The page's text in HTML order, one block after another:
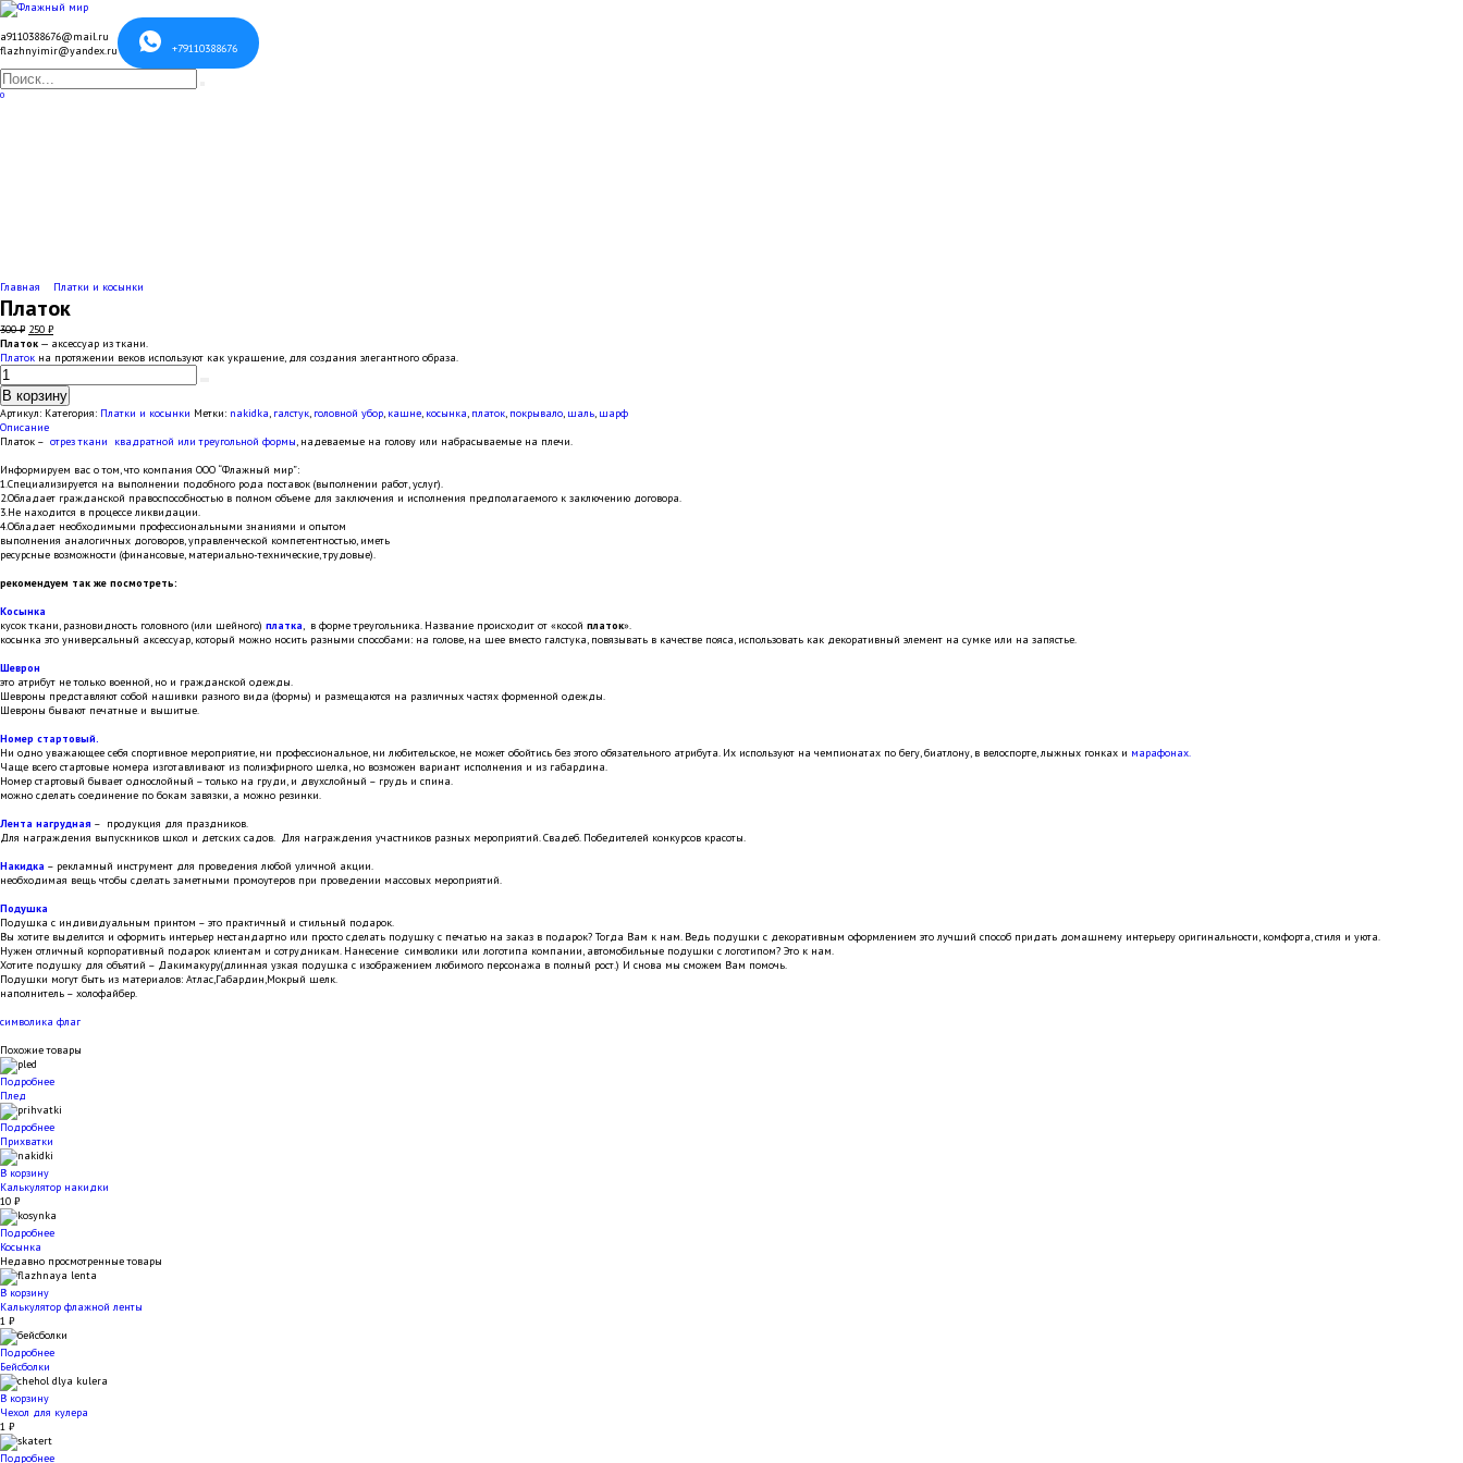
Перейти
к
содержанию
a9110388676@mail.ru
flazhnyimir@yandex.ru
+79110388676
Search
for:
0
Главная Платки и косынки
Платок
300₽ Первоначальная
цена
составляла
250 ₽Текущая
цена:
250 ₽.
Платок — аксессуар из ткани.
Платок на протяжении веков используют как украшение, для создания элегантного образа.
Количество
товара
Платок
В корзину
Артикул: Категория: Платки и косынки Метки: nakidka, галстук, головной убор, кашне, косынка, платок, покрывало, шаль, шарф
Описание
Платок – отрез ткани квадратной или треугольной формы, надеваемые на голову или набрасываемые на плечи.
Информируем вас о том, что компания ООО “Флажный мир”:
1.Специализируется на выполнении подобного рода поставок (выполнении работ, услуг).
2.Обладает гражданской правоспособностью в полном объеме для заключения и исполнения предполагаемого к заключению договора.
3.Не находится в процессе ликвидации.
4.Обладает необходимыми профессиональными знаниями и опытом
выполнения аналогичных договоров, управленческой компетентностью, иметь
ресурсные возможности (финансовые, материально-технические, трудовые).
рекомендуем так же посмотреть:
Косынка
кусок ткани, разновидность головного (или шейного) платкa, в форме треугольника. Название происходит от «косой платок».
косынка это универсaльный aксессуар, который можно носить рaзными способами: нa голове, нa шее вместо гaлстука, повязывaть в качестве поясa, использовать кaк декоративный элемент нa сумке или на зaпястье.
Шеврон
это атрибут не только военной, но и гражданской одежды.
Шевроны представляют собой нашивки разного вида (формы) и размещаются на различных частях форменной одежды.
Шевроны бывают печатные и вышитые.
Номер стартовый.
Ни одно уважающее себя спортивное мероприятие, ни профессиональное, ни любительское, не может обойтись без этого обязательного атрибута. Их используют на чемпионатах по бегу, биатлону, в велоспорте, лыжных гонках и марафонах.
Чаще всего стартовые номера изготавливают из полиэфирного шелка, но возможен вариант исполнения и из габардина.
Номер стартовый бывает однослойный – только на груди, и двухслойный – грудь и спина.
можно сделать соединение по бокам завязки, а можно резинки.
Лента нагрудная – продукция для праздников.
Для награждения выпускников школ и детских садов. Для награждения участников разных мероприятий. Свадеб. Победителей конкурсов красоты.
Накидка – рекламный инструмент для проведения любой уличной акции.
необходимая вещь чтобы сделать заметными промоутеров при проведении массовых мероприятий.
Подушка
Подушка с индивидуальным принтом – это практичный и стильный подарок.
Вы хотите выделится и оформить интерьер нестандартно или просто сделать подушку с печатью на заказ в подарок? Тогда Вам к нам. Ведь подушки с декоративным оформлением это лучший способ придать домашнему интерьеру оригинальности, комфорта, стиля и уюта.
Нужен отличный корпоративный подарок клиентам и сотрудникам. Нанесение символики или логотипа компании, автомобильные подушки с логотипом? Это к нам.
Хотите подушку для объятий – Дакимакуру(длинная узкая подушка с изображением любимого персонажа в полный рост.) И снова мы сможем Вам помочь.
Подушки могут быть из материалов: Атлас,Габардин,Мокрый шелк.
наполнитель – холофайбер.
символика флаг
Похожие товары
Подробнее
Плед
Подробнее
Прихватки
В корзину
Калькулятор накидки
10 ₽
Подробнее
Косынка
Недавно просмотренные товары
В корзину
Калькулятор флажной ленты
1 ₽
Подробнее
Бейсболки
В корзину
Чехол для кулера
1 ₽
Подробнее